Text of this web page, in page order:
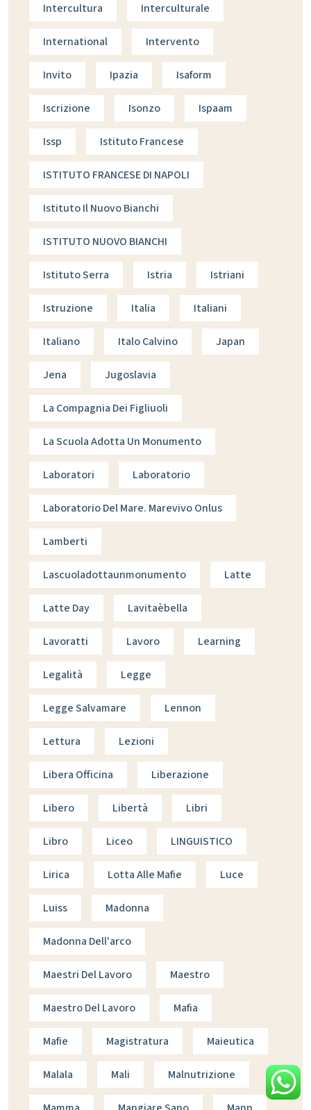
Intercultura Interculturale
International Intervento
Invito Ipazia Isaform
Iscrizione Isonzo Ispaam
Issp Istituto Francese
ISTITUTO FRANCESE DI NAPOLI
Istituto Il Nuovo Bianchi
ISTITUTO NUOVO BIANCHI
Istituto Serra Istria Istriani
Istruzione Italia Italiani
Italiano Italo Calvino Japan
Jena Jugoslavia
La Compagnia Dei Figliuoli
La Scuola Adotta Un Monumento
Laboratori Laboratorio
Laboratorio Del Mare. Marevivo Onlus
Lamberti
Lascuoladottaunmonumento Latte
Latte Day Lavitaèbella
Lavoratti Lavoro Learning
Legalità Legge
Legge Salvamare Lennon
Lettura Lezioni
Libera Officina Liberazione
Libero Libertà Libri
Libro Liceo LINGUISTICO
Lirica Lotta Alle Mafie Luce
Luiss Madonna
Madonna Dell'arco
Maestri Del Lavoro Maestro
Maestro Del Lavoro Mafia
Mafie Magistratura Maieutica
Malala Mali Malnutrizione